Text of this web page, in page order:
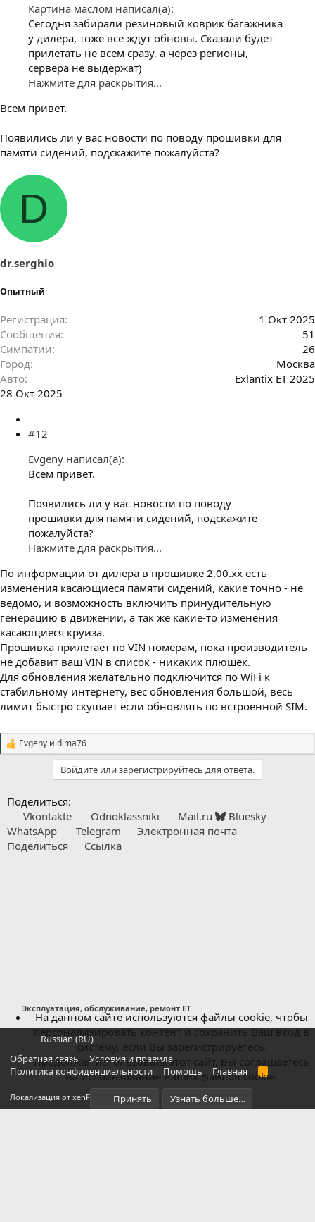
Картина маслом написал(а):
Сегодня забирали резиновый коврик багажника
у дилера, тоже все ждут обновы. Сказали будет
прилетать не всем сразу, а через регионы,
сервера не выдержат)
Нажмите для раскрытия...
Всем привет.
Появились ли у вас новости по поводу прошивки для
памяти сидений, подскажите пожалуйста?
D
dr.serghio
Опытный
Регистрация
1 Окт 2025
Сообщения
51
Симпатии
26
Город
Москва
Авто
Exlantix ET 2025
28 Окт 2025
#12
Evgeny написал(а):
Всем привет.
Появились ли у вас новости по поводу
прошивки для памяти сидений, подскажите
пожалуйста?
Нажмите для раскрытия...
По информации от дилера в прошивке 2.00.хх есть
изменения касающиеся памяти сидений, какие точно - не
ведомо, и возможность включить принудительную
генерацию в движении, а так же какие-то изменения
касающиеся круиза.
Прошивка прилетает по VIN номерам, пока производитель
не добавит ваш VIN в список - никаких плюшек.
Для обновления желательно подключится по WiFi к
стабильному интернету, вес обновления большой, весь
лимит быстро скушает если обновлять по встроенной SIM.
С
т
и
Evgeny и dima76
Войдите или зарегистрируйтесь для ответа.
Поделиться:
Vkontakte
Odnoklassniki Mail.ru
Bluesky
WhatsApp
Telegram
Электронная почта
Поделиться
Ссылка
Эксплуатация, обслуживание, ремонт ET
Russian (RU)
Обратная связь
Условия и правила
Политика конфиденциальности
Помощь Главная
R
S
Локализация от xenForo.Info
На данном сайте используются файлы cookie, чтобы
персонализировать контент и сохранить Ваш вход в
систему, если Вы зарегистрируетесь.
Продолжая использовать этот сайт, Вы соглашаетесь
на использование наших файлов cookie.
Принять Узнать больше…